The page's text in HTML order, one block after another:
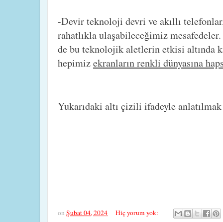
-Devir teknoloji devri ve akıllı
rahatlıkla ulaşabileceğimiz
de bu teknolojik aletlerin etkisi altında
hepimizekranların renkli dünyasına
Yukarıdaki altı çizili ifadeyle
on Şubat 04, 2024 Hiç yorum yok: